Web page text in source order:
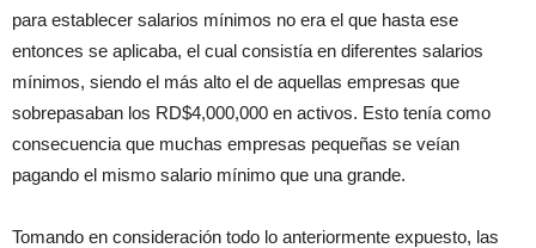
para establecer salarios mínimos no era el que hasta ese
entonces se aplicaba, el cual consistía en diferentes salarios
mínimos, siendo el más alto el de aquellas empresas que
sobrepasaban los RD$4,000,000 en activos. Esto tenía como
consecuencia que muchas empresas pequeñas se veían
pagando el mismo salario mínimo que una grande.
Tomando en consideración todo lo anteriormente expuesto, las